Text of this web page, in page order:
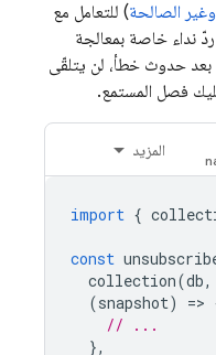
الصالحة) للتعامل مع
نداء خاصة بمعالجة
بعد حدوث خطأ، لن يتلقّى
فصل المستمع.
المزيد
import {
const
collection(db,
(snapshot) =>
// ...
},